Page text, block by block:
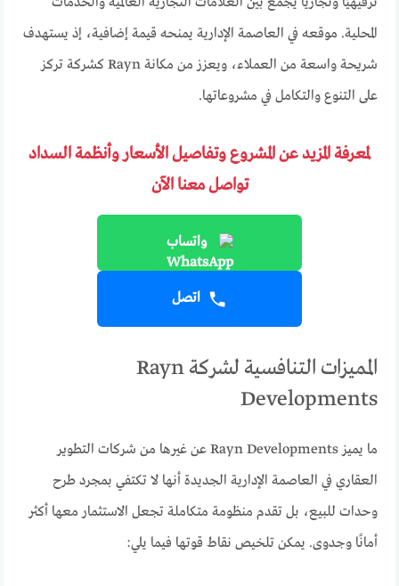
المحلية. موقعه في العاصمة الإدارية يمنحه قيمة إضافية، إذ يستهدف
شريحة واسعة من العملاء، ويعزز من مكانة Rayn كشركة تركز
على التنوع والتكامل في مشروعاتها.
لمعرفة المزيد عن المشروع وتفاصيل الأسعار وأنظمة السداد
تواصل معنا الآن
واتساب
اتصل
المميزات التنافسية لشركة Rayn
Developments
ما يميز Rayn Developments عن غيرها من شركات التطوير
العقاري في العاصمة الإدارية الجديدة أنها لا تكتفي بمجرد طرح
وحدات للبيع، بل تقدم منظومة متكاملة تجعل الاستثمار معها أكثر
أمانًا وجدوى. يمكن تلخيص نقاط قوتها فيما يلي: